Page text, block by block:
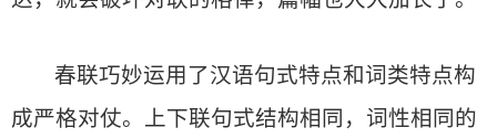
春联巧妙运用了汉语句式特点和词类特点构
成严格对仗。上下联句式结构相同，词性相同的